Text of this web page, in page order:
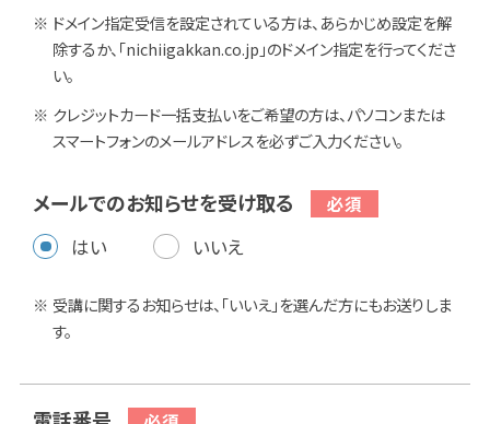
ドメイン指定受信を設定されている方は、あらかじめ設定を解
除するか、「nichiigakkan.co.jp」のドメイン指定を行ってくださ
い。
クレジットカード一括支払いをご希望の方は、パソコンまたは
スマートフォンのメールアドレスを必ずご入力ください。
メールでのお知らせを受け取る
はい いいえ
受講に関するお知らせは、「いいえ」を選んだ方にもお送りしま
す。